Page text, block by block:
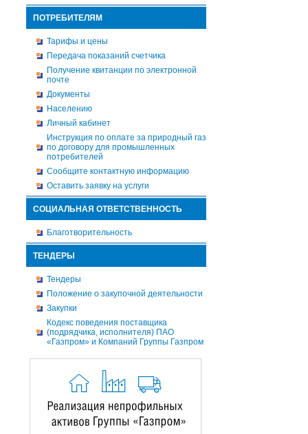
ПОТРЕБИТЕЛЯМ
Тарифы и цены
Передача показаний счетчика
Получение квитанции по электронной
почте
Документы
Населению
Личный кабинет
Инструкция по оплате за природный газ
по договору для промышленных
потребителей
Сообщите контактную информацию
Оставить заявку на услуги
СОЦИАЛЬНАЯ ОТВЕТСТВЕННОСТЬ
Благотворительность
ТЕНДЕРЫ
Тендеры
Положение о закупочной деятельности
Закупки
Кодекс поведения поставщика
(подрядчика, исполнителя) ПАО
«Газпром» и Компаний Группы Газпром